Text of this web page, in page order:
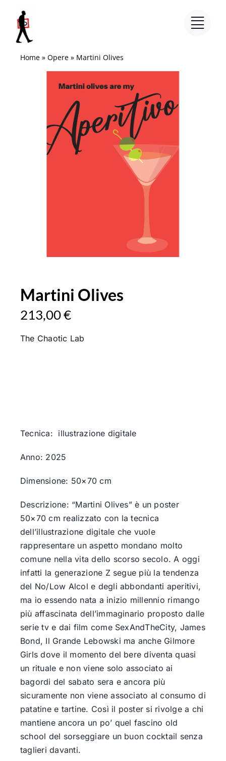
contenuto
Home» Opere» Martini Olives
Martini Olives
213,00€
The Chaotic Lab
Tecnica: illustrazione digitale
Anno: 2025
Dimensione: 50×70 cm
Descrizione: “Martini Olives” è un poster
50×70 cm realizzato con la tecnica
dell’illustrazione digitale che vuole
rappresentare un aspetto mondano molto
comune nella vita dello scorso secolo. A oggi
infatti la generazione Z segue più la tendenza
del No/Low Alcol e degli abbondanti aperitivi,
ma io essendo nata a inizio millennio rimango
più affascinata dell’immaginario proposto dalle
serie tv e dai film come SexAndTheCity, James
Bond, Il Grande Lebowski ma anche Gilmore
Girls dove il momento del bere diventa quasi
un rituale e non viene solo associato ai
bagordi del sabato sera e ancora più
sicuramente non viene associato al consumo di
patatine e tartine. Così il poster si rivolge a chi
mantiene ancora un po’ quel fascino old
school del sorseggiare un buon cocktail senza
taglieri davanti.